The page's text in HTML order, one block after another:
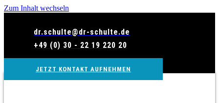
Zum Inhalt wechseln
dr.schulte@dr-schulte.de
+49 (0) 30 - 22 19 220 20
JETZT KONTAKT AUFNEHMEN